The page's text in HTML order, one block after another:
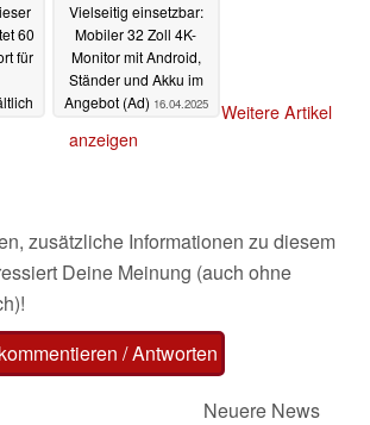
60
für
Vielseitig einsetzbar:
Mobiler 32 Zoll 4K-
Monitor mit Android,
Ständer und Akku im
Angebot (Ad) 16.04.2025
Weitere Artikel
anzeigen
zusätzliche Informationen zu diesem
Deine Meinung (auch ohne
/ Antworten
Neuere News